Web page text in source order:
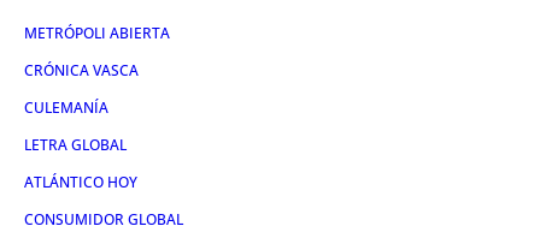
METRÓPOLI ABIERTA
CRÓNICA VASCA
CULEMANÍA
LETRA GLOBAL
ATLÁNTICO HOY
CONSUMIDOR GLOBAL